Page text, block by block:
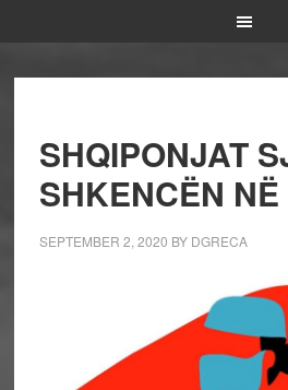
SHQIPONJAT
SHKENCËN
SEPTEMBER 2, 2020 BY DGRECA